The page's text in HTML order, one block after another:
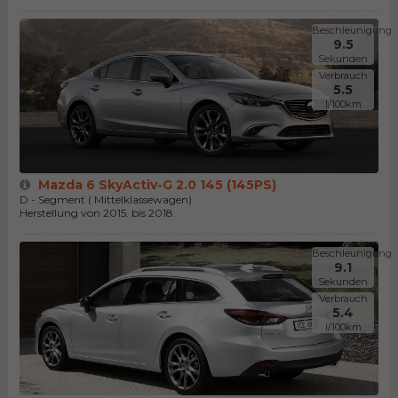
Beschleunigung
9.5
Sekunden
Verbrauch
5.5
l/100km
Mazda 6 SkyActiv-G 2.0 145 (145PS)
D - Segment ( Mittelklassewagen)
Herstellung von 2015. bis 2018.
Beschleunigung
9.1
Sekunden
Verbrauch
5.4
l/100km